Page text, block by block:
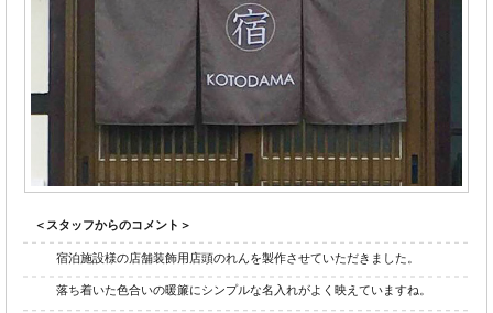
＜スタッフからのコメント＞
宿泊施設様の店舗装飾用店頭のれんを製作させていただきました。
落ち着いた色合いの暖簾にシンプルな名入れがよく映えていますね。